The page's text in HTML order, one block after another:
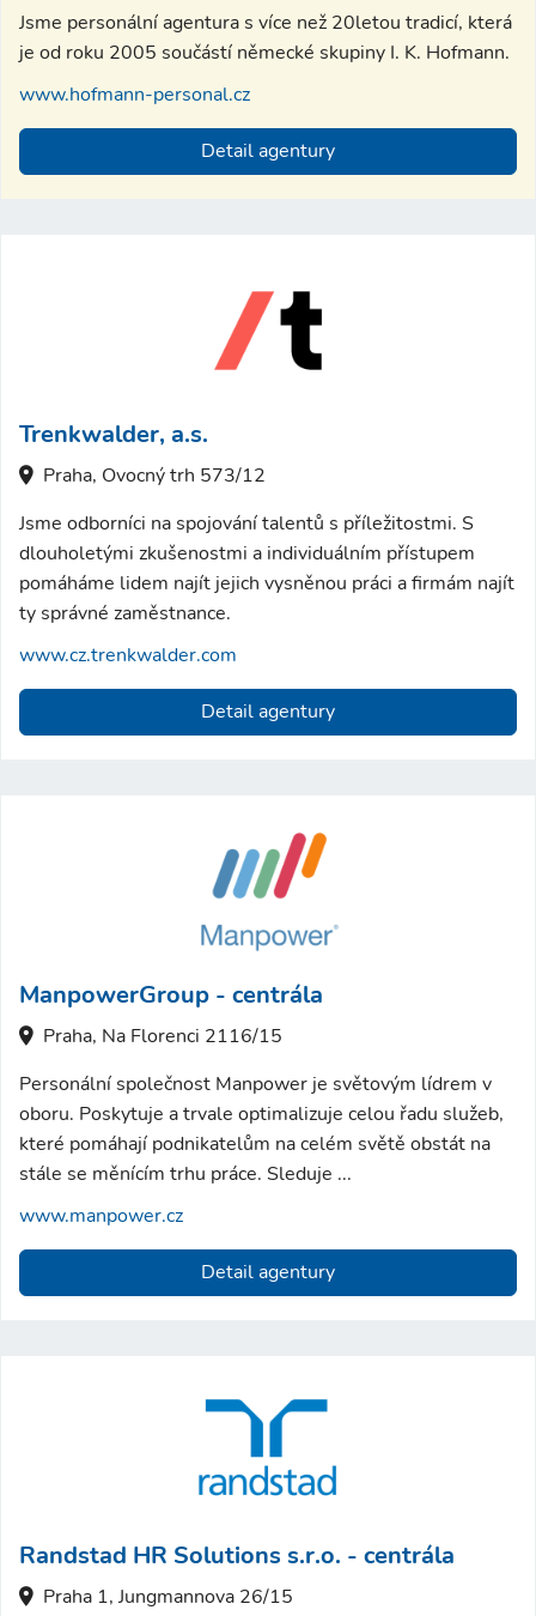
Jsme personální agentura s více než 20letou tradicí, která
je od roku 2005 součástí německé skupiny I. K. Hofmann.
www.hofmann-personal.cz
Detail agentury
Trenkwalder, a.s.
Praha, Ovocný trh 573/12
Jsme odborníci na spojování talentů s příležitostmi. S
dlouholetými zkušenostmi a individuálním přístupem
pomáháme lidem najít jejich vysněnou práci a firmám najít
ty správné zaměstnance.
www.cz.trenkwalder.com
Detail agentury
ManpowerGroup - centrála
Praha, Na Florenci 2116/15
Personální společnost Manpower je světovým lídrem v
oboru. Poskytuje a trvale optimalizuje celou řadu služeb,
které pomáhají podnikatelům na celém světě obstát na
stále se měnícím trhu práce. Sleduje ...
www.manpower.cz
Detail agentury
Randstad HR Solutions s.r.o. - centrála
Praha 1, Jungmannova 26/15